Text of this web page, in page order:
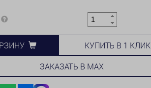
КУПИТЬ В 1 КЛИК
ЗАКАЗАТЬ В MAX